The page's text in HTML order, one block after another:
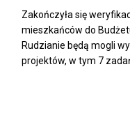
Zakończyła się
mieszkańców do
Rudzianie będą mogli
projektów, w tym 7